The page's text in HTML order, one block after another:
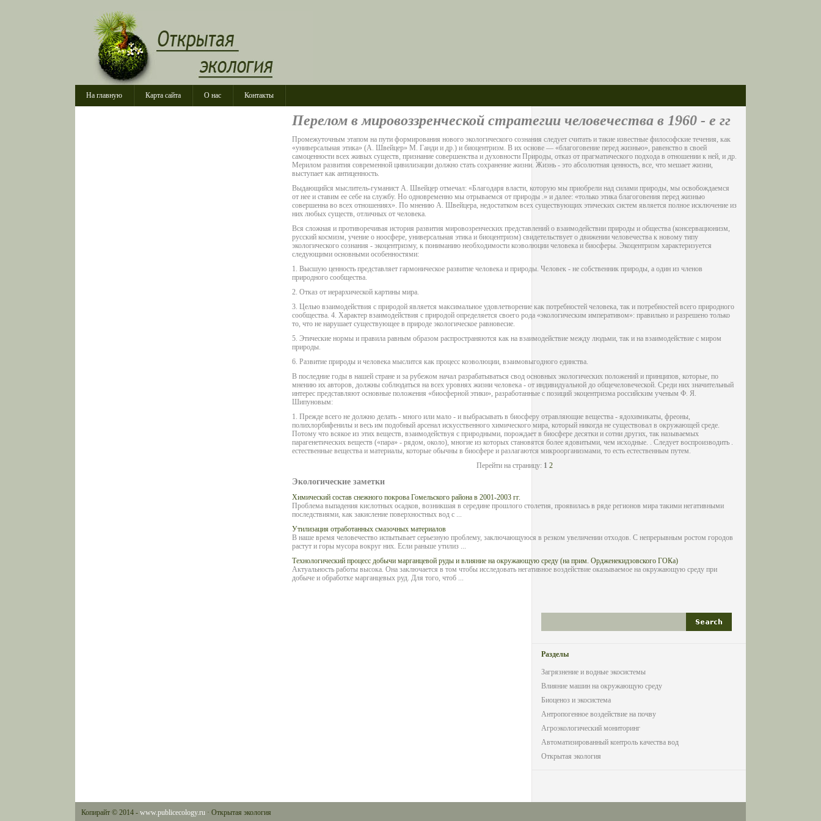
На главную Карта сайта О нас Контакты
Перелом в мировоззренческой стратегии человечества в 1960 - е гг
Промежуточным этапом на пути формирования нового экологического сознания следует считать и такие известные философские течения, как
«универсальная этика» (А. Швейцер» М. Ганди и др.) и биоцентризм. В их основе — «благоговение перед жизнью», равенство в своей
самоценности всех живых существ, признание совершенства и духовности Природы, отказ от прагматического подхода в отношении к ней, и др.
Мерилом развития современной цивилизации должно стать сохранение жизни. Жизнь - это абсолютная ценность, все, что мешает жизни,
выступает как антиценность.
Выдающийся мыслитель-гуманист А. Швейцер отмечал: «Благодаря власти, которую мы приобрели над силами природы, мы освобождаемся
от нее и ставим ее себе на службу. Но одновременно мы отрываемся от природы .» и далее: «только этика благоговения перед жизнью
совершенна во всех отношениях». По мнению А. Швейцера, недостатком всех существующих этических систем является полное исключение из
них любых существ, отличных от человека.
Вся сложная и противоречивая история развития мировозренческих представлений о взаимодействии природы и общества (консервационизм,
русский космизм, учение о ноосфере, универсальная этика и биоцентризм) свидетельствует о движении человечества к новому типу
экологического сознания - экоцентризму, к пониманию необходимости коэволюции человека и биосферы. Экоцентризм характеризуется
следующими основными особенностями:
1. Высшую ценность представляет гармоническое развитие человека и природы. Человек - не собственник природы, а один из членов
природного сообщества.
2. Отказ от иерархической картины мира.
3. Целью взаимодействия с природой является максимальное удовлетворение как потребностей человека, так и потребностей всего природного
сообщества. 4. Характер взаимодействия с природой определяется своего рода «экологическим императивом»: правильно и разрешено только
то, что не нарушает существующее в природе экологическое равновесие.
5. Этические нормы и правила равным образом распространяются как на взаимодействие между людьми, так и на взаимодействие с миром
природы.
6. Развитие природы и человека мыслится как процесс коэволюции, взаимовыгодного единства.
В последние годы в нашей стране и за рубежом начал разрабатываться свод основных экологических положений и принципов, которые, по
мнению их авторов, должны соблюдаться на всех уровнях жизни человека - от индивидуальной до общечеловеческой. Среди них значительный
интерес представляют основные положения «биосферной этики», разработанные с позиций экоцентризма российским ученым Ф. Я.
Шипуновым:
1. Прежде всего не должно делать - много или мало - и выбрасывать в биосферу отравляющие вещества - ядохимикаты, фреоны,
полихлорбифенилы и весь им подобный арсенал искусственного химического мира, который никогда не существовал в окружающей среде.
Потому что всякое из этих веществ, взаимодействуя с природными, порождает в биосфере десятки и сотни других, так называемых
парагенетических веществ («пара» - рядом, около), многие из которых становятся более ядовитыми, чем исходные. . Следует воспроизводить .
естественные вещества и материалы, которые обычны в биосфере и разлагаются микроорганизмами, то есть естественным путем.
Перейти на страницу: 1 2
Экологические заметки
Химический состав снежного покрова Гомельского района в 2001-2003 гг.
Проблема выпадения кислотных осадков, возникшая в середине прошлого столетия, проявилась в ряде регионов мира такими негативными
последствиями, как закисление поверхностных вод с ...
Утилизация отработанных смазочных материалов
В наше время человечество испытывает серьезную проблему, заключающуюся в резком увеличении отходов. С непрерывным ростом городов
растут и горы мусора вокруг них. Если раньше утилиз ...
Технологический процесс добычи марганцевой руды и влияние на окружающую среду (на прим. Ордженекидзовского ГОКа)
Актуальность работы высока. Она заключается в том чтобы исследовать негативное воздействие оказываемое на окружающую среду при
добыче и обработке марганцевых руд. Для того, чтоб ...
Разделы
Загрязнение и водные экосистемы
Влияние машин на окружающую среду
Биоценоз и экосистема
Антропогенное воздействие на почву
Агроэкологический мониторинг
Автоматизированный контроль качества вод
Открытая экология
Копирайт © 2014 - www.publicecology.ru · Открытая экология